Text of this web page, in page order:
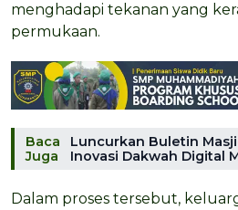
menghadapi tekanan yang
permukaan.
Baca
Juga
Luncurkan Buletin
Inovasi Dakwah Digital
Dalam proses tersebut,